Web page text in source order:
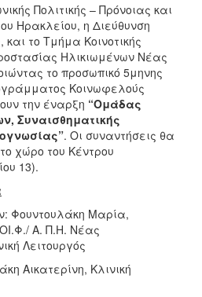
Πολιτικής – Πρόνοιας και
Ηρακλείου, η Διεύθυνση
και το Τμήμα Κοινοτικής
Ηλικιωμένων Νέας
το προσωπικό 5μηνης
Κοινωφελούς
την έναρξη “Ομάδας
Συναισθηματικής
. Οι συναντήσεις θα
χώρο του Κέντρου
13).
Φουντουλάκη Μαρία,
Α. Π.Η. Νέας
Λειτουργός
Αικατερίνη, Κλινική